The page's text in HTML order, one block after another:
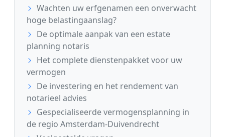
Wachten uw erfgenamen een onverwacht
hoge belastingaanslag?
De optimale aanpak van een estate
planning notaris
Het complete dienstenpakket voor uw
vermogen
De investering en het rendement van
notarieel advies
Gespecialiseerde vermogensplanning in
de regio Amsterdam-Duivendrecht